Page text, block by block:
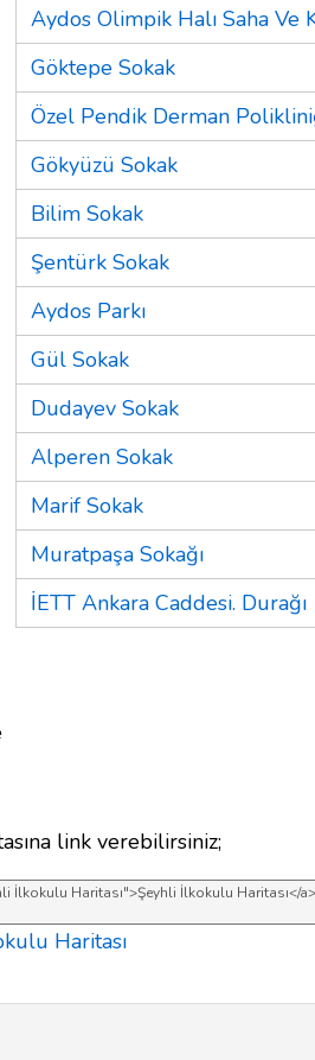
Aydos Olimpik Halı Saha Ve
Göktepe Sokak
Özel Pendik Derman
Gökyüzü Sokak
Bilim Sokak
Şentürk Sokak
Aydos Parkı
Gül Sokak
Dudayev Sokak
Alperen Sokak
Marif Sokak
Muratpaşa Sokağı
İETT Ankara Caddesi. Durağı
link verebilirsiniz;
Haritası